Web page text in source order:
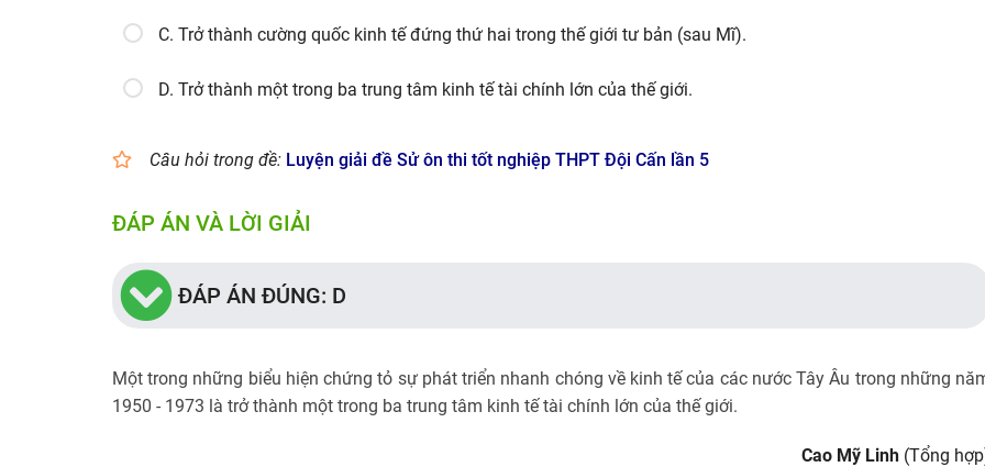
C. Trở thành cường quốc kinh tế đứng thứ hai trong thế giới tư bản (sau Mĩ).
D. Trở thành một trong ba trung tâm kinh tế tài chính lớn của thế giới.
Câu hỏi trong đề: Luyện giải đề Sử ôn thi tốt nghiệp THPT Đội Cấn lần 5
ĐÁP ÁN VÀ LỜI GIẢI
ĐÁP ÁN ĐÚNG: D
Một trong những biểu hiện chứng tỏ sự phát triển nhanh chóng về kinh tế của các nước Tây Âu trong những
1950 - 1973 là trở thành một trong ba trung tâm kinh tế tài chính lớn của thế giới.
Cao Mỹ Linh (Tổng